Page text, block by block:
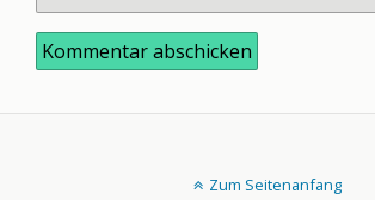
Zum Seitenanfang